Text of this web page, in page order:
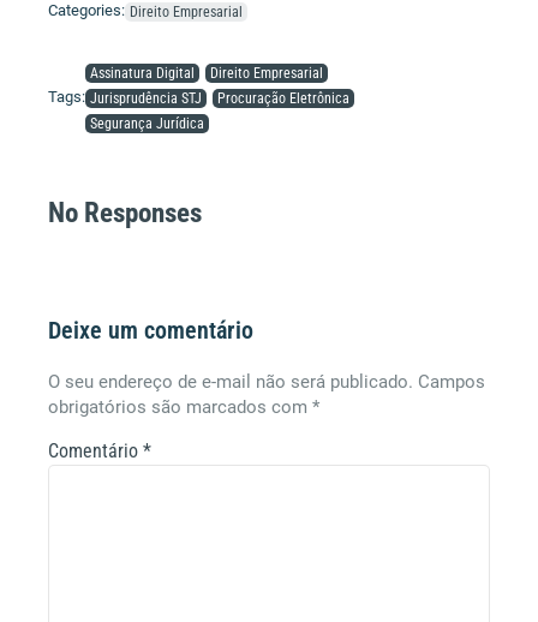
Categories: Direito Empresarial
Tags:
Assinatura Digital
Direito Empresarial
Jurisprudência STJ
Procuração Eletrônica
Segurança Jurídica
No Responses
Deixe um comentário
O seu endereço de e-mail não será publicado. Campos
obrigatórios são marcados com *
Comentário *